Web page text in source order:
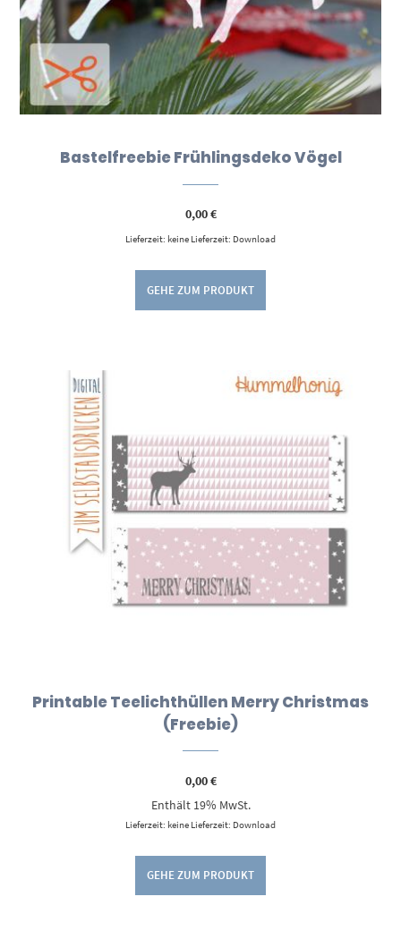
Bastelfreebie Frühlingsdeko Vögel
0,00€
Lieferzeit: keine Lieferzeit: Download
GEHE ZUM PRODUKT
Printable Teelichthüllen Merry Christmas
(Freebie)
0,00€
Enthält 19% MwSt.
Lieferzeit: keine Lieferzeit: Download
GEHE ZUM PRODUKT